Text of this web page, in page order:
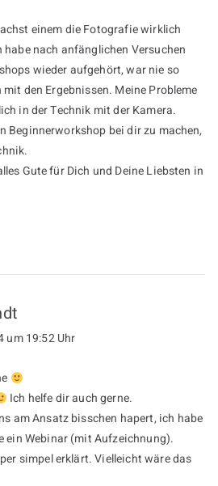
einem die Fotografie wirklich
habe nach anfänglichen Versuchen
wieder aufgehört, war nie so
den Ergebnissen. Meine Probleme
in der Technik mit der Kamera.
Beginnerworkshop bei dir zu machen,
Gute für Dich und Deine Liebsten in
um 19:52 Uhr
Ich helfe dir auch gerne.
am Ansatz bisschen hapert, ich habe
ein Webinar (mit Aufzeichnung).
simpel erklärt. Vielleicht wäre das